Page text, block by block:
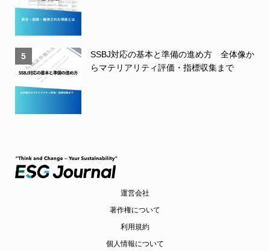
5
SSBJ対応の基本と準備の進め方 全体像か
らマテリアリティ評価・指標収集まで
運営会社
著作権について
利用規約
個人情報について